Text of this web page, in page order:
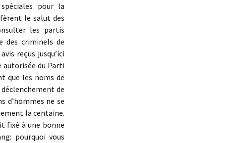
pour la
le salut des
les partis
des criminels de
reçus jusqu’ici
autorisée du Parti
que les noms de
de
d’hommes ne se
la centaine.
fixé à une bonne
pourquoi vous